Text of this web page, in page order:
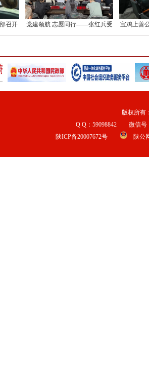
党建领航 志愿同行——张红兵受
邀专题党课..
宝鸡上善公益联合
人民医
版权所有
Q Q：59098842 微信号
陕ICP备20007672号
陕公